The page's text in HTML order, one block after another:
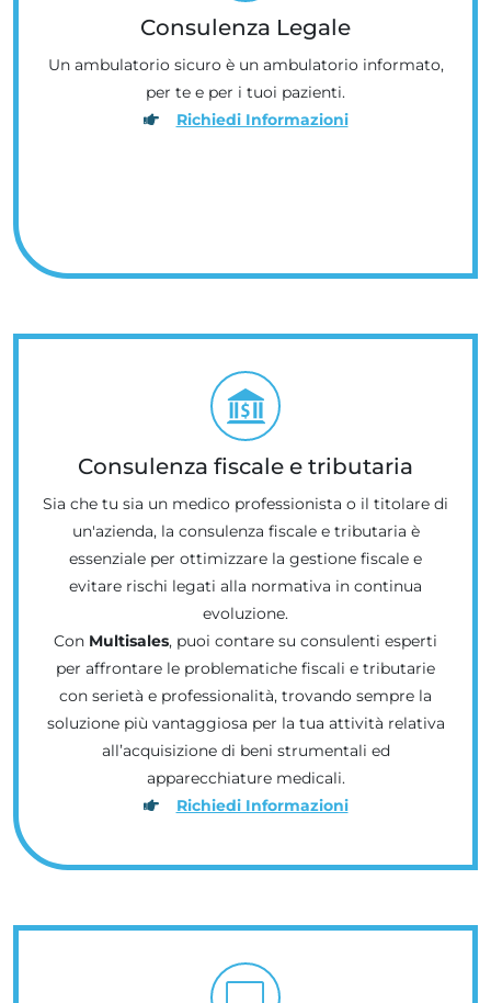
Consulenza Legale
Un ambulatorio sicuro è un ambulatorio informato,
per te e per i tuoi pazienti.
Richiedi Informazioni
Consulenza fiscale e tributaria
Sia che tu sia un medico professionista o il titolare di
un'azienda, la consulenza fiscale e tributaria è
essenziale per ottimizzare la gestione fiscale e
evitare rischi legati alla normativa in continua
evoluzione.
Con Multisales, puoi contare su consulenti esperti
per affrontare le problematiche fiscali e tributarie
con serietà e professionalità, trovando sempre la
soluzione più vantaggiosa per la tua attività relativa
all’acquisizione di beni strumentali ed
apparecchiature medicali.
Richiedi Informazioni